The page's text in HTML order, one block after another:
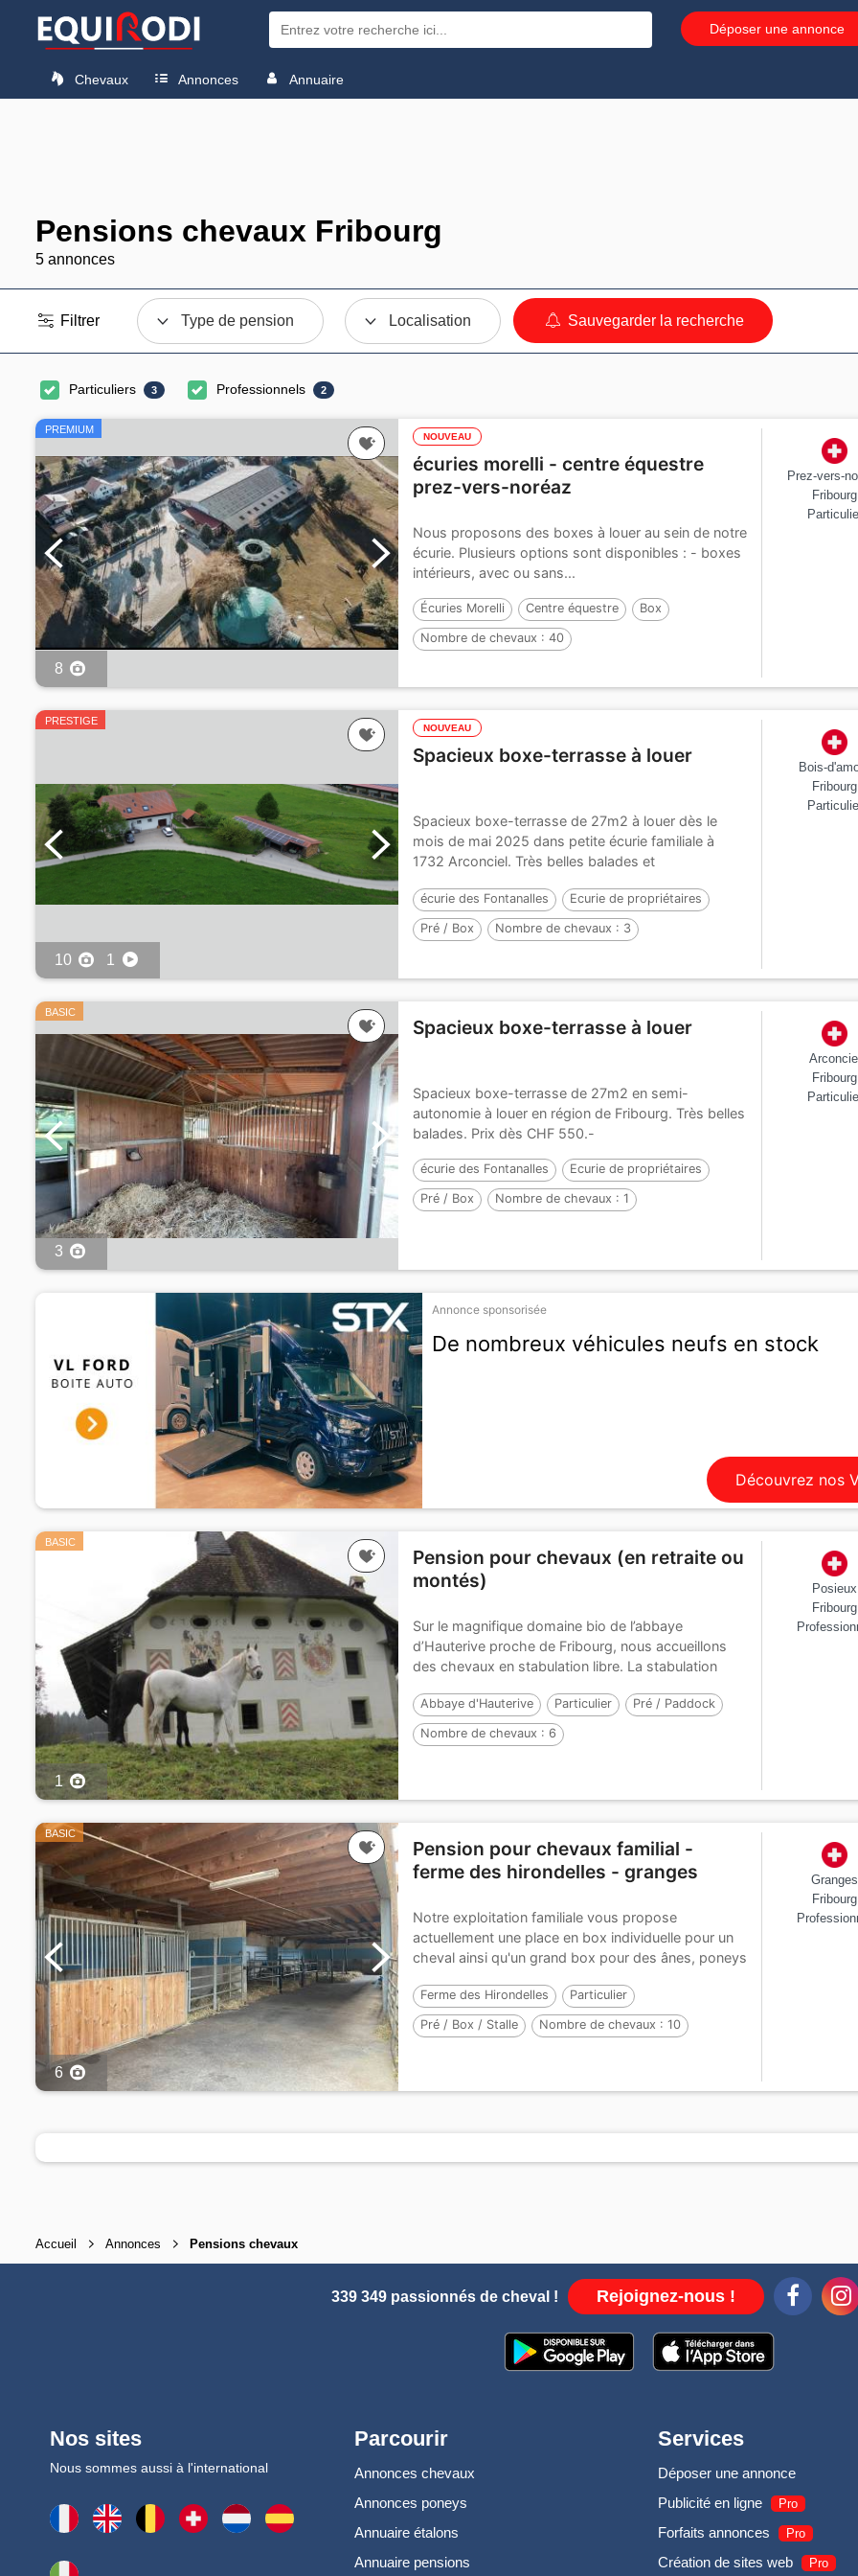
Déposer une annonce
Chevaux Annonces Annuaire
Pensions chevaux Fribourg
5 annonces
Filtrer Type de pension Localisation Sauvegarder la recherche
Particuliers 3 Professionnels 2
PREMIUM
8
NOUVEAU
écuries morelli - centre équestre
prez-vers-noréaz
Nous proposons des boxes à louer au sein de notre
écurie. Plusieurs options sont disponibles : - boxes
intérieurs, avec ou sans...
Écuries Morelli Centre équestre Box
Nombre de chevaux :40
Prez-vers-
Fribourg
PRESTIGE
10 1
NOUVEAU
Spacieux boxe-terrasse à louer
Spacieux boxe-terrasse de 27m2 à louer dès le
mois de mai 2025 dans petite écurie familiale à
1732 Arconciel. Très belles balades et
écurie des Fontanalles Ecurie de propriétaires
Pré / Box Nombre de chevaux : 3
Bois-
Fribourg
BASIC
3
Spacieux boxe-terrasse à louer
Spacieux boxe-terrasse de 27m2 en semi-
autonomie à louer en région de Fribourg. Très belles
balades. Prix dès CHF 550.-
écurie des Fontanalles Ecurie de propriétaires
Pré / Box Nombre de chevaux :1
Fribourg
Annonce sponsorisée
De nombreux véhicules neufs en stock
Découvrez nos
BASIC
1
Pension pour chevaux (en retraite ou
montés)
Sur le magnifique domaine bio de l’abbaye
d’Hauterive proche de Fribourg, nous accueillons
des chevaux en stabulation libre. La stabulation
Abbaye d'Hauterive Particulier Pré / Paddock
Nombre de chevaux :6
Posieux
Fribourg
BASIC
6
Pension pour chevaux familial -
ferme des hirondelles - granges
Notre exploitation familiale vous propose
actuellement une place en box individuelle pour un
cheval ainsi qu'un grand box pour des ânes, poneys
Ferme des Hirondelles Particulier
Pré / Box / Stalle Nombre de chevaux :10
Granges
Fribourg
Accueil Annonces Pensions chevaux
339 349 passionnés de cheval ! Rejoignez-nous !
Nos sites
Nous sommes aussi à l'international
Parcourir
Annonces chevaux
Annonces poneys
Annuaire étalons
Annuaire pensions
Services
Déposer une annonce
Publicité en ligne
Pro
Forfaits annonces Pro
Création de sites web Pro